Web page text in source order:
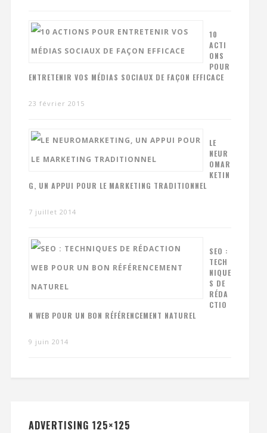
10
ACTI
ONS
POUR
ENTRETENIR VOS MÉDIAS SOCIAUX DE FAÇON EFFICACE
23 février 2015
LE
NEUR
OMAR
KETIN
G, UN APPUI POUR LE MARKETING TRADITIONNEL
7 juillet 2014
SEO :
TECH
NIQUE
S DE
RÉDA
CTIO
N WEB POUR UN BON RÉFÉRENCEMENT NATUREL
9 juin 2014
ADVERTISING 125×125